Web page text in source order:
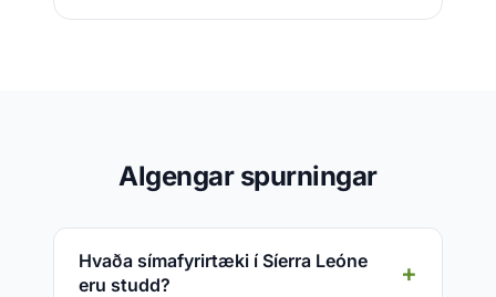
Algengar spurningar
Hvaða símafyrirtæki í Síerra Leóne
eru studd?